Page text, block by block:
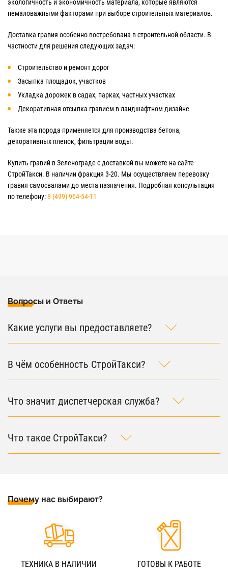
экологичность и экономичность материала, которые являются
немаловажными факторами при выборе строительных материалов.
Доставка гравия особенно востребована в строительной области. В
частности для решения следующих задач:
Строительство и ремонт дорог
Засыпка площадок, участков
Укладка дорожек в садах, парках, частных участках
Декоративная отсыпка гравием в ландшафтном дизайне
Также эта порода применяется для производства бетона,
декоративных пленок, фильтрации воды.
Купить гравий в Зеленограде с доставкой вы можете на сайте
СтройТакси. В наличии фракция 3-20. Мы осуществляем перевозку
гравия самосвалами до места назначения. Подробная консультация
по телефону:8 (499) 964-54-11
Вопросы и Ответы
Какие услуги вы предоставляете?
В чём особенность СтройТакси?
Что значит диспетчерская служба?
Что такое СтройТакси?
Почему нас выбирают?
ТЕХНИКА В НАЛИЧИИ ГОТОВЫ К РАБОТЕ